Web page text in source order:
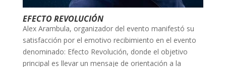
EFECTO REVOLUCIÓN
Alex Arambula, organizador del evento manifestó su
satisfacción por el emotivo recibimiento en el evento
denominado: Efecto Revolución, donde el objetivo
principal es llevar un mensaje de orientación a la